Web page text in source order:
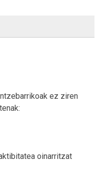
ez ziren
oinarritzat